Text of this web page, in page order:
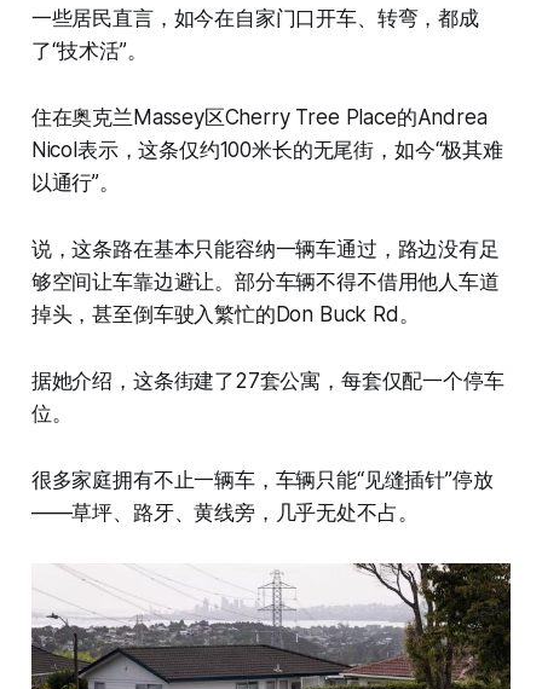
一些居民直言，如今在自家门口开车、转弯，都成
了“技术活”。
住在奥克兰Massey区Cherry Tree Place的Andrea
Nicol表示，这条仅约100米长的无尾街，如今“极其难
以通行”。
说，这条路在基本只能容纳一辆车通过，路边没有足
够空间让车靠边避让。部分车辆不得不借用他人车道
掉头，甚至倒车驶入繁忙的Don Buck Rd。
据她介绍，这条街建了27套公寓，每套仅配一个停车
位。
很多家庭拥有不止一辆车，车辆只能“见缝插针”停放
——草坪、路牙、黄线旁，几乎无处不占。